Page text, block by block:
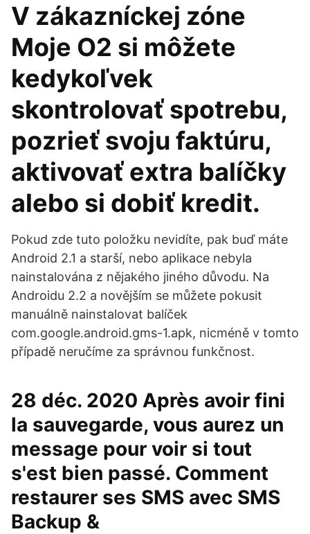
V zákazníckej zóne
Moje O2 si môžete
kedykoľvek
skontrolovať spotrebu,
pozrieť svoju faktúru,
aktivovať extra balíčky
alebo si dobiť kredit.
Pokud zde tuto položku nevidíte, pak buď máte
Android 2.1 a starší, nebo aplikace nebyla
nainstalována z nějakého jiného důvodu. Na
Androidu 2.2 a novějším se můžete pokusit
manuálně nainstalovat balíček
com.google.android.gms-1.apk, nicméně v tomto
případě neručíme za správnou funkčnost.
28 déc. 2020 Après avoir fini
la sauvegarde, vous aurez un
message pour voir si tout
s'est bien passé. Comment
restaurer ses SMS avec SMS
Backup &